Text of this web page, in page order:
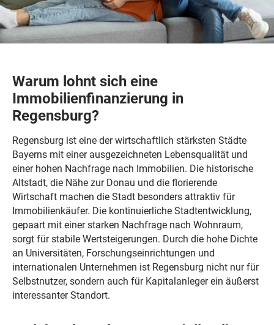
Warum lohnt sich eine
Immobilienfinanzierung in
Regensburg?
Regensburg ist eine der wirtschaftlich stärksten Städte
Bayerns mit einer ausgezeichneten Lebensqualität und
einer hohen Nachfrage nach Immobilien. Die historische
Altstadt, die Nähe zur Donau und die florierende
Wirtschaft machen die Stadt besonders attraktiv für
Immobilienkäufer. Die kontinuierliche Stadtentwicklung,
gepaart mit einer starken Nachfrage nach Wohnraum,
sorgt für stabile Wertsteigerungen. Durch die hohe Dichte
an Universitäten, Forschungseinrichtungen und
internationalen Unternehmen ist Regensburg nicht nur für
Selbstnutzer, sondern auch für Kapitalanleger ein äußerst
interessanter Standort.